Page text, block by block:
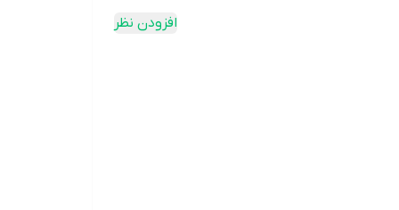
و دردهای اسکلتی عضلانی و بهبود تراکمافزودن نظر